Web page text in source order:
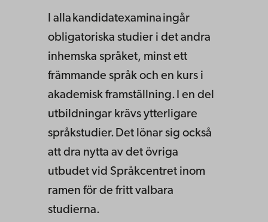
I alla kandidatexamina ingår
obligatoriska studier i det andra
inhemska språket, minst ett
främmande språk och en kurs i
akademisk framställning. I en del
utbildningar krävs ytterligare
språkstudier. Det lönar sig också
att dra nytta av det övriga
utbudet vid Språkcentret inom
ramen för de fritt valbara
studierna.